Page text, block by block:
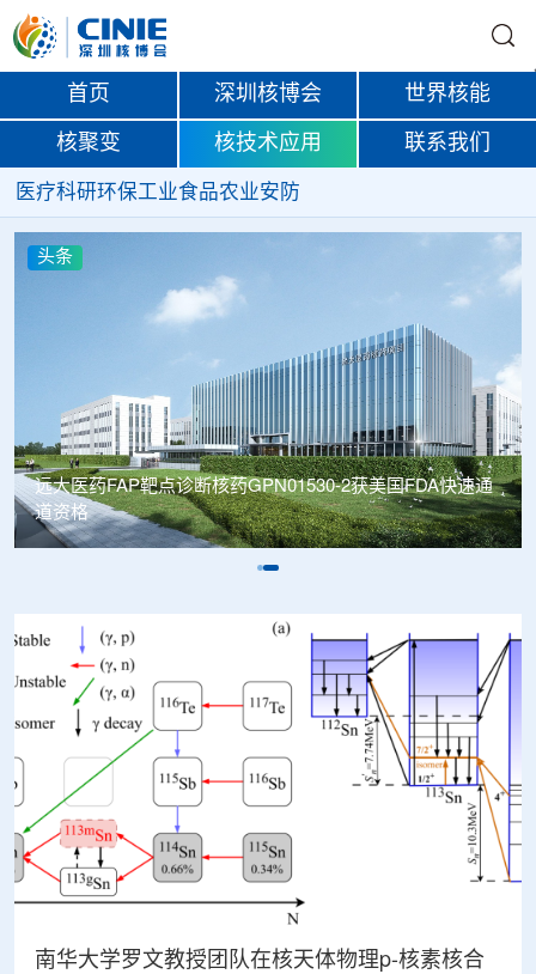
首页 深圳核博会 世界核能
核聚变 核技术应用 联系我们
医疗科研环保工业食品农业安防
头条
远大医药FAP靶点诊断核药GPN01530-2获美国FDA快速通
道资格
南华大学罗文教授团队在核天体物理p-核素核合